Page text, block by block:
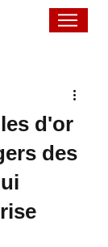
d'or
des